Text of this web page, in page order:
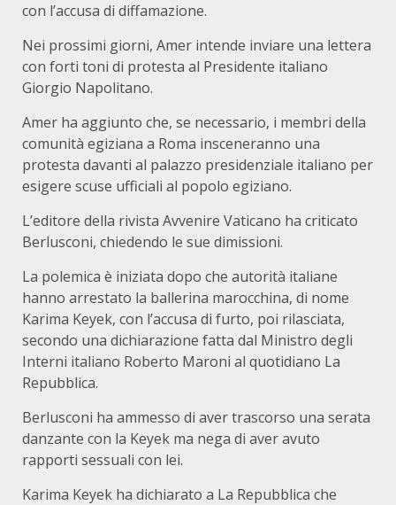
con l’accusa di diffamazione.
Nei prossimi giorni, Amer intende inviare una lettera
con forti toni di protesta al Presidente italiano
Giorgio Napolitano.
Amer ha aggiunto che, se necessario, i membri della
comunità egiziana a Roma insceneranno una
protesta davanti al palazzo presidenziale italiano per
esigere scuse ufficiali al popolo egiziano.
L’editore della rivista Avvenire Vaticano ha criticato
Berlusconi, chiedendo le sue dimissioni.
La polemica è iniziata dopo che autorità italiane
hanno arrestato la ballerina marocchina, di nome
Karima Keyek, con l’accusa di furto, poi rilasciata,
secondo una dichiarazione fatta dal Ministro degli
Interni italiano Roberto Maroni al quotidiano La
Repubblica.
Berlusconi ha ammesso di aver trascorso una serata
danzante con la Keyek ma nega di aver avuto
rapporti sessuali con lei.
Karima Keyek ha dichiarato a La Repubblica che